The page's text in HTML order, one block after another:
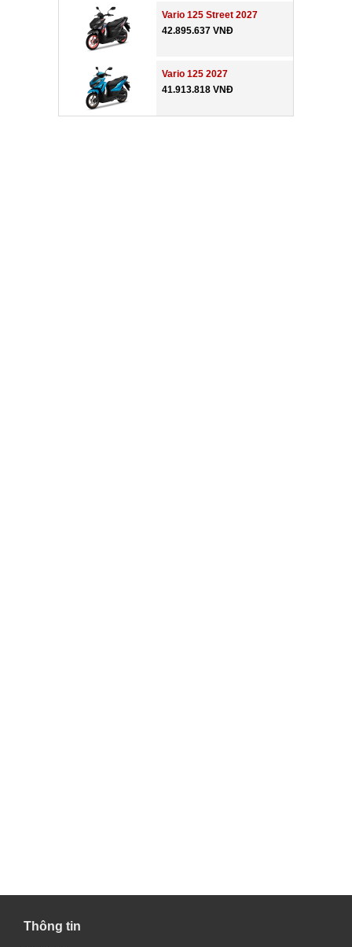
Vario 125 Street 2027
42.895.637 VNĐ
Vario 125 2027
41.913.818 VNĐ
Thông tin